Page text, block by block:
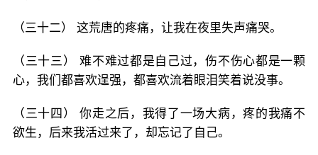
（三十二） 这荒唐的疼痛，让我在夜里失声痛哭。
（三十三） 难不难过都是自己过，伤不伤心都是一颗
心，我们都喜欢逞强，都喜欢流着眼泪笑着说没事。
（三十四） 你走之后，我得了一场大病，疼的我痛不
欲生，后来我活过来了，却忘记了自己。